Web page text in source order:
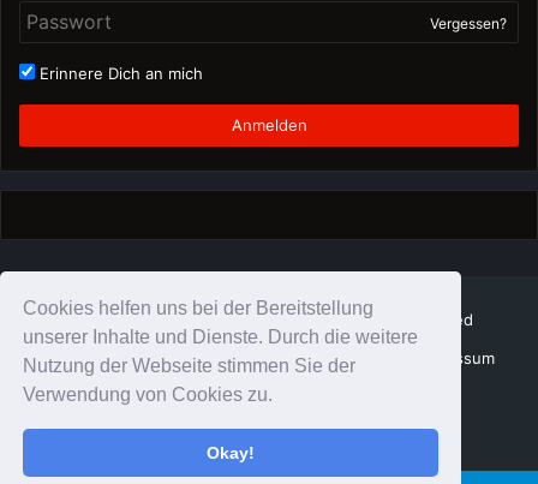
Cookies helfen uns bei der Bereitstellung
unserer Inhalte und Dienste. Durch die weitere
Nutzung der Webseite stimmen Sie der
Verwendung von Cookies zu.
Okay!
Vergessen?
Erinnere Dich an mich
Anmelden
© Copyright Schattenzirkus 2026, All Rights Reserved
SchattenZirkus Team
Datenschutz Impressum Impressum